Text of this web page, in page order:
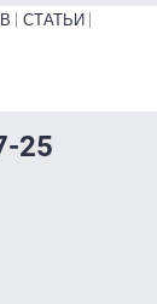
СТАТЬИ
25